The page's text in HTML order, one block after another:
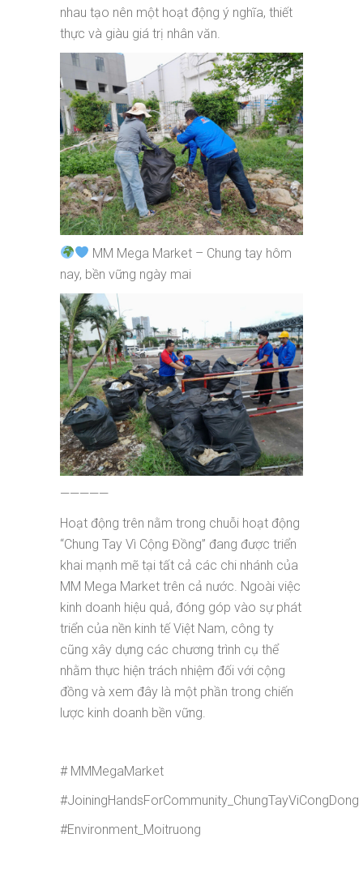
nhau tạo nên một hoạt động ý nghĩa, thiết
thực và giàu giá trị nhân văn.
MM Mega Market – Chung tay hôm
nay, bền vững ngày mai
—————
Hoạt động trên nằm trong chuỗi hoạt động
“Chung Tay Vì Cộng Đồng” đang được triển
khai mạnh mẽ tại tất cả các chi nhánh của
MM Mega Market trên cả nước. Ngoài việc
kinh doanh hiệu quả, đóng góp vào sự phát
triển của nền kinh tế Việt Nam, công ty
cũng xây dựng các chương trình cụ thể
nhằm thực hiện trách nhiệm đối với cộng
đồng và xem đây là một phần trong chiến
lược kinh doanh bền vững.
# MMMegaMarket
#JoiningHandsForCommunity_ChungTayViCongDong
#Environment_Moitruong